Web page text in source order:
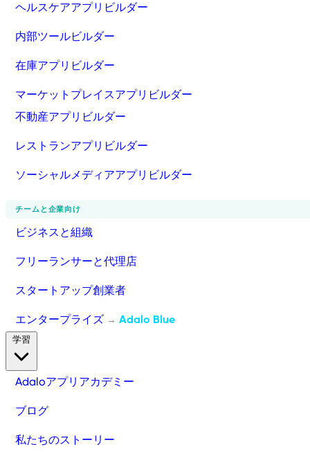
ヘルスケアアプリビルダー
内部ツールビルダー
在庫アプリビルダー
マーケットプレイスアプリビルダー
不動産アプリビルダー
レストランアプリビルダー
ソーシャルメディアアプリビルダー
チームと企業向け
ビジネスと組織
フリーランサーと代理店
スタートアップ創業者
エンタープライズ → Adalo Blue
Adaloアプリアカデミー
ブログ
私たちのストーリー